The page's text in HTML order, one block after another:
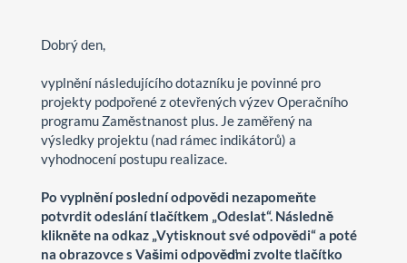
Dobrý den,
vyplnění následujícího dotazníku je povinné pro
projekty podpořené z otevřených výzev Operačního
programu Zaměstnanost plus. Je zaměřený na
výsledky projektu (nad rámec indikátorů) a
vyhodnocení postupu realizace.
Po vyplnění poslední odpovědi nezapomeňte
potvrdit odeslání tlačítkem „Odeslat“. Následně
klikněte na odkaz „Vytisknout své odpovědi“ a poté
na obrazovce s Vašimi odpověďmi zvolte tlačítko